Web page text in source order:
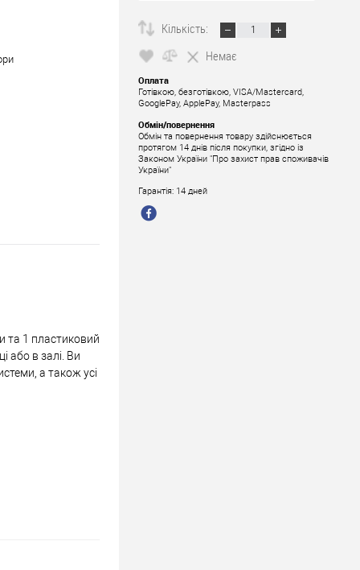
та 1 пластиковий
або в залі. Ви
а також усі
Кількість:
Немає
Оплата
Готівкою, безготівкою, VISA/Mastercard,
GooglePay, ApplePay, Masterpass
Обмін/повернення
Обмін та повернення товару здійснюється
протягом 14 днів після покупки, згідно із
Законом України "Про захист прав споживачів
України"
Гарантія: 14 дней